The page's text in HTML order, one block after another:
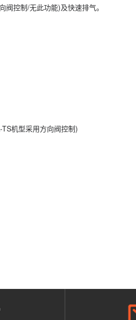
控制/无此功能)及快速排气。
机型采用方向阀控制)